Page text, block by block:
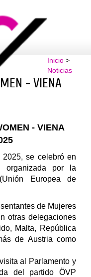
Inicio>
Noticias
- VIENA
- VIENA
se celebró en
organizada por la
Europea de
de Mujeres
otras delegaciones
Malta, República
de Austria como
al Parlamento y
del partido ÖVP